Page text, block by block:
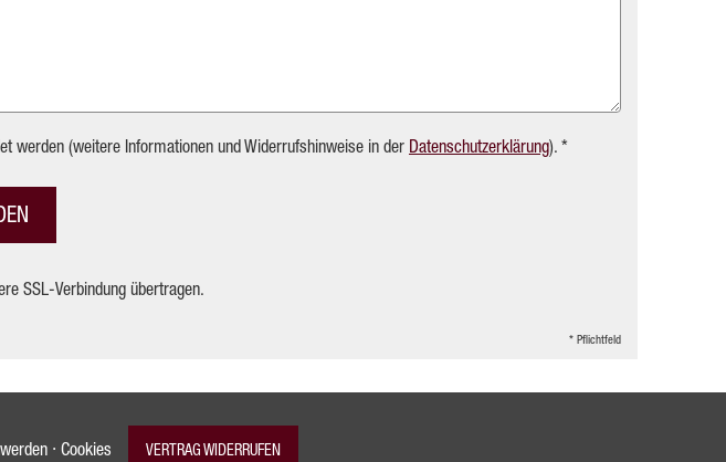
werden (weitere Informationen und Widerrufshinweise in der Datenschutzerklärung). *
SSL-Verbindung übertragen.
* Pflichtfeld
· Cookies VERTRAG WIDERRUFEN